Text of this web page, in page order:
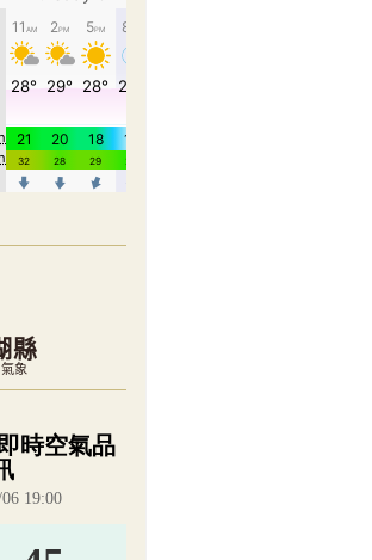
縣
象
小工具為視覺預覽，完整即時空